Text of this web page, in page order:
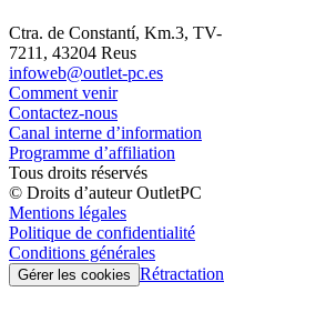
Ctra. de Constantí, Km.3, TV-
7211, 43204 Reus
infoweb@outlet-pc.es
Comment venir
Contactez-nous
Canal interne d’information
Programme d’affiliation
Tous droits réservés
© Droits d’auteur OutletPC
Mentions légales
Politique de confidentialité
Conditions générales
Gérer les cookies Rétractation